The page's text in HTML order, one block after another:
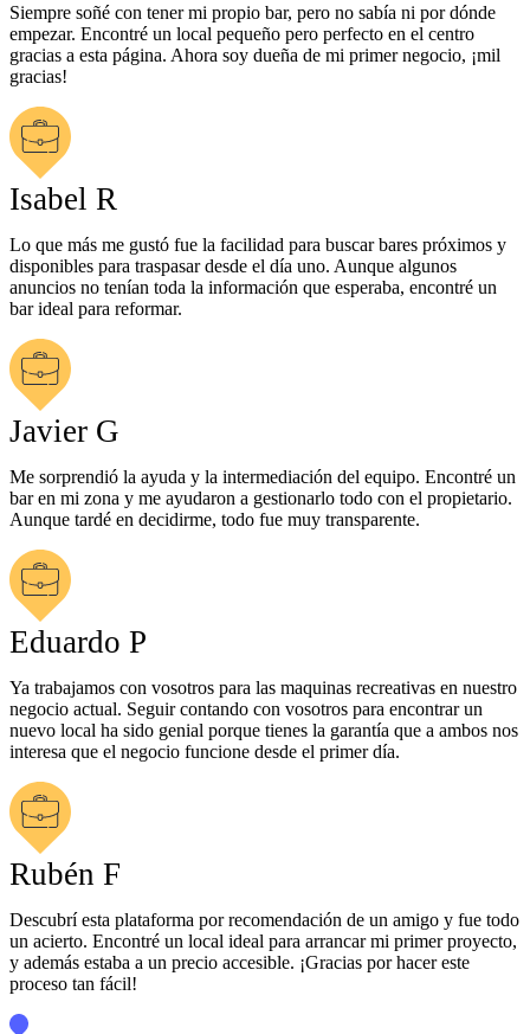
Siempre soñé con tener mi propio bar, pero no sabía ni por dónde
empezar. Encontré un local pequeño pero perfecto en el centro
gracias a esta página. Ahora soy dueña de mi primer negocio, ¡mil
gracias!
Isabel R
Lo que más me gustó fue la facilidad para buscar bares próximos y
disponibles para traspasar desde el día uno. Aunque algunos
anuncios no tenían toda la información que esperaba, encontré un
bar ideal para reformar.
Javier G
Me sorprendió la ayuda y la intermediación del equipo. Encontré un
bar en mi zona y me ayudaron a gestionarlo todo con el propietario.
Aunque tardé en decidirme, todo fue muy transparente.
Eduardo P
Ya trabajamos con vosotros para las maquinas recreativas en nuestro
negocio actual. Seguir contando con vosotros para encontrar un
nuevo local ha sido genial porque tienes la garantía que a ambos nos
interesa que el negocio funcione desde el primer día.
Rubén F
Descubrí esta plataforma por recomendación de un amigo y fue todo
un acierto. Encontré un local ideal para arrancar mi primer proyecto,
y además estaba a un precio accesible. ¡Gracias por hacer este
proceso tan fácil!